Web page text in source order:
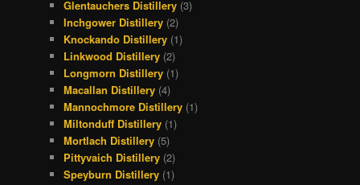
Glentauchers Distillery (3)
Inchgower Distillery (2)
Knockando Distillery (1)
Linkwood Distillery (2)
Longmorn Distillery (1)
Macallan Distillery (4)
Mannochmore Distillery (1)
Miltonduff Distillery (1)
Mortlach Distillery (5)
Pittyvaich Distillery (2)
Speyburn Distillery (1)